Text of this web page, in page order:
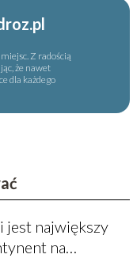
Z radością
że nawet
dla każdego
jest największy
na